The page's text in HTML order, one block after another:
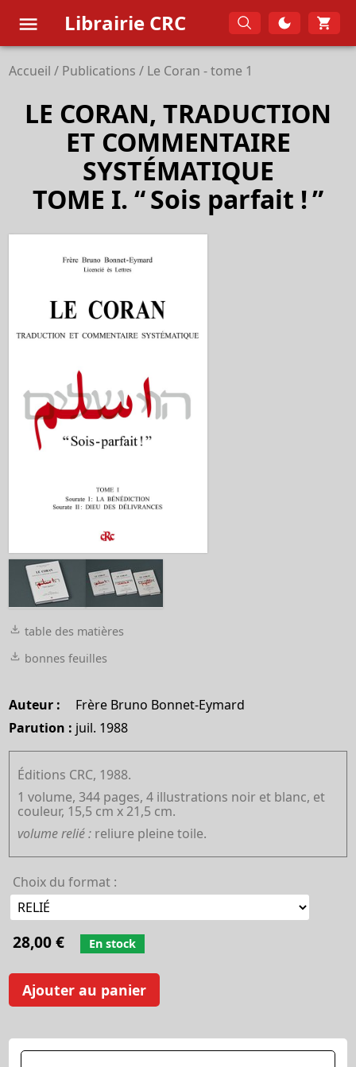
Librairie CRC
Accueil / Publications / Le Coran - tome 1
LE CORAN, TRADUCTION
ET COMMENTAIRE
SYSTÉMATIQUE
TOME I. “Sois parfait !”
table des matières
bonnes feuilles
Auteur :
Frère Bruno Bonnet-Eymard
Parution : juil. 1988
Éditions CRC, 1988.
1 volume, 344 pages, 4 illustrations noir et blanc, et
couleur, 15,5 cm x 21,5 cm.
volume relié : reliure pleine toile.
Choix du format :
28,00 € En stock
Ajouter au panier